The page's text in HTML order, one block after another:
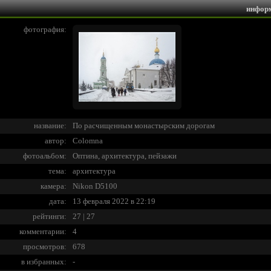
фотография:
название:
По расчищенным монастырским дорогам
автор:
Colomna
фотоальбом:
Оптина, архитектура, пейзажи
тема:
архитектура
камера:
Nikon D5100
дата:
13 февраля 2022 в 22:19
рейтинги:
27 | 27
комментарии:
4
просмотров:
678
в избранных:
-